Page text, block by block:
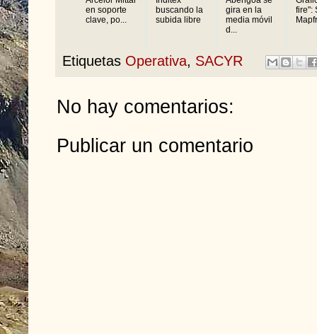
en soporte
clave, po...
buscando la
subida libre
gira en la
media móvil
d...
fire":
Etiquetas Operativa, SACYR
No hay comentarios:
Publicar un comentario